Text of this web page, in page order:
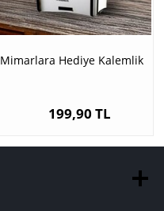
Mimarlara Hediye Kalemlik
199,90 TL